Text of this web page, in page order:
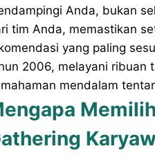
Anda, bukan
tim Anda, memastikan
yang paling
2006, melayani ribuan
mendalam